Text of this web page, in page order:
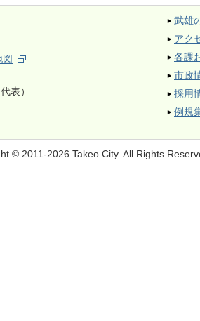
図
表）
武雄
アク
各課
市政
採用
例規
© 2011-2026 Takeo City. All Rights